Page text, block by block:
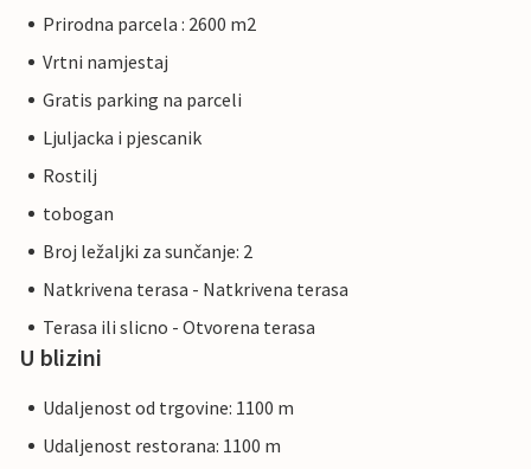
Prirodna parcela : 2600 m2
Vrtni namjestaj
Gratis parking na parceli
Ljuljacka i pjescanik
Rostilj
tobogan
Broj ležaljki za sunčanje: 2
Natkrivena terasa - Natkrivena terasa
Terasa ili slicno - Otvorena terasa
U blizini
Udaljenost od trgovine: 1100 m
Udaljenost restorana: 1100 m